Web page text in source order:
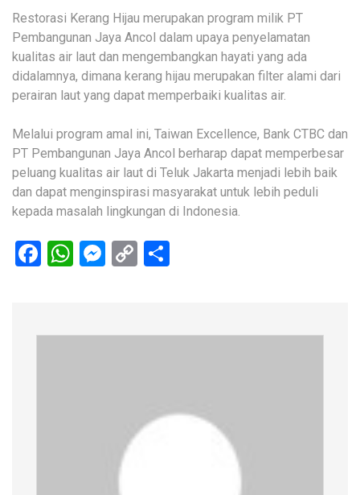
Restorasi Kerang Hijau merupakan program milik PT
Pembangunan Jaya Ancol dalam upaya penyelamatan
kualitas air laut dan mengembangkan hayati yang ada
didalamnya, dimana kerang hijau merupakan filter alami dari
perairan laut yang dapat memperbaiki kualitas air.
Melalui program amal ini, Taiwan Excellence, Bank CTBC dan
PT Pembangunan Jaya Ancol berharap dapat memperbesar
peluang kualitas air laut di Teluk Jakarta menjadi lebih baik
dan dapat menginspirasi masyarakat untuk lebih peduli
kepada masalah lingkungan di Indonesia.
Facebook
WhatsApp
Messenger
Copy